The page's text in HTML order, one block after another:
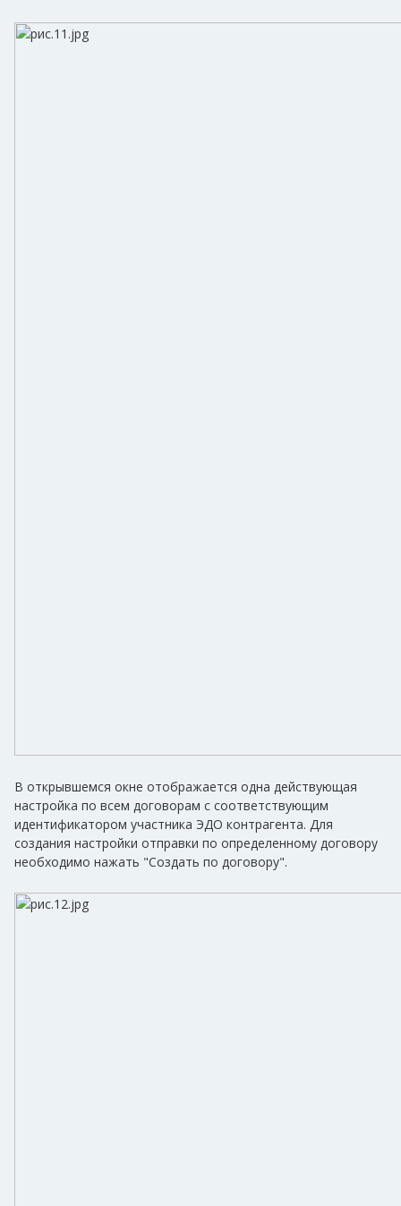
В открывшемся окне отображается одна действующая
настройка по всем договорам с соответствующим
идентификатором участника ЭДО контрагента. Для
создания настройки отправки по определенному договору
необходимо нажать "Создать по договору".